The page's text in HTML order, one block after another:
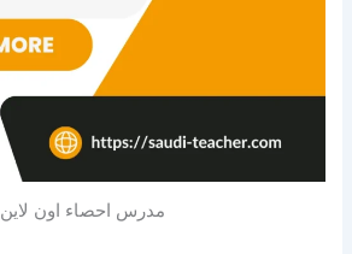
مدرس احصاء اون لاين